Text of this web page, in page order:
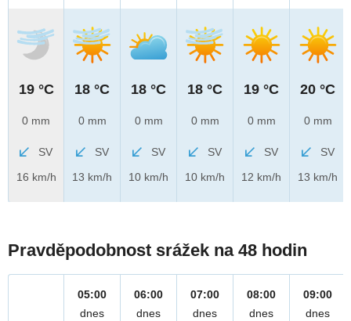
19 °C
0 mm
SV
16 km/h
18 °C
0 mm
SV
13 km/h
18 °C
0 mm
SV
10 km/h
18 °C
0 mm
SV
10 km/h
19 °C
0 mm
SV
12 km/h
20 °C
0 mm
SV
13 km/h
Pravděpodobnost srážek na 48 hodin
05:00
dnes
06:00
dnes
07:00
dnes
08:00
dnes
09:00
dnes